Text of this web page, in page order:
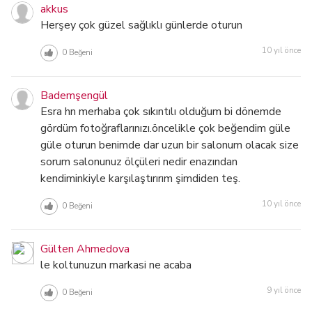
akkus
Herşey çok güzel sağlıklı günlerde oturun
0Beğeni 10 yıl önce
Bademşengül
Esra hn merhaba çok sıkıntılı olduğum bi dönemde
gördüm fotoğraflarınızı.öncelikle çok beğendim güle
güle oturun benimde dar uzun bir salonum olacak size
sorum salonunuz ölçüleri nedir enazından
kendiminkiyle karşılaştırırım şimdiden teş.
0Beğeni 10 yıl önce
Gülten Ahmedova
le koltunuzun markasi ne acaba
0Beğeni 9 yıl önce